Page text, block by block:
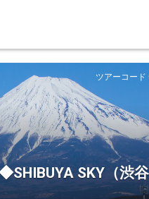
ツアーコード
SKY（渋